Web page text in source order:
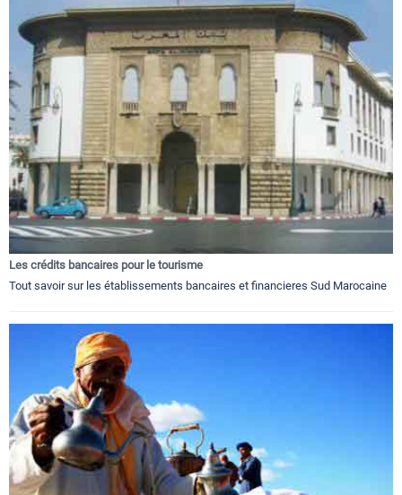
Les crédits bancaires pour le tourisme
Tout savoir sur les établissements bancaires et financieres Sud Marocaine